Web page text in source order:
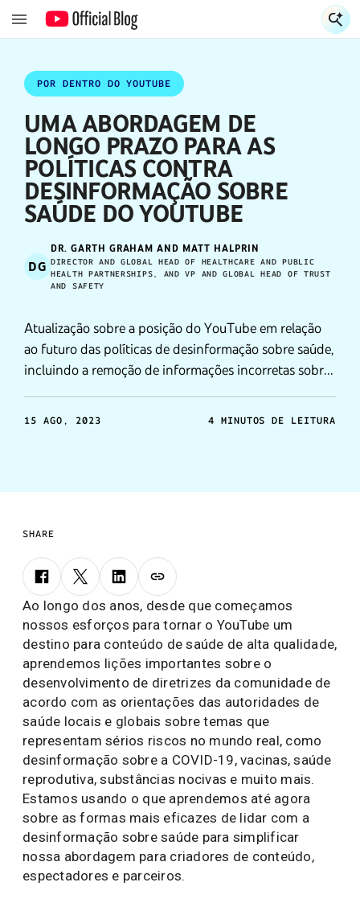
POR DENTRO DO YOUTUBE
UMA ABORDAGEM DE
LONGO PRAZO PARA AS
POLÍTICAS CONTRA
DESINFORMAÇÃO SOBRE
SAÚDE DO YOUTUBE
DG
DR. GARTH GRAHAM AND MATT HALPRIN
DIRECTOR AND GLOBAL HEAD OF HEALTHCARE AND PUBLIC
HEALTH PARTNERSHIPS, AND VP AND GLOBAL HEAD OF TRUST
AND SAFETY
Atualização sobre a posição do YouTube em relação
ao futuro das políticas de desinformação sobre saúde,
incluindo a remoção de informações incorretas sobre
15 AGO, 2023 4 MINUTOS DE LEITURA
SHARE
Ao longo dos anos, desde que começamos
nossos esforços para tornar o YouTube um
destino para conteúdo de saúde de alta qualidade,
aprendemos lições importantes sobre o
desenvolvimento de diretrizes da comunidade de
acordo com as orientações das autoridades de
saúde locais e globais sobre temas que
representam sérios riscos no mundo real, como
desinformação sobre a COVID-19, vacinas, saúde
reprodutiva, substâncias nocivas e muito mais.
Estamos usando o que aprendemos até agora
sobre as formas mais eficazes de lidar com a
desinformação sobre saúde para simplificar
nossa abordagem para criadores de conteúdo,
espectadores e parceiros.